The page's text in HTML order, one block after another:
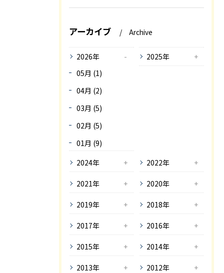
アーカイブ Archive
2026年
05月 (1)
04月 (2)
03月 (5)
02月 (5)
01月 (9)
2025年
2024年 2022年
2021年 2020年
2019年 2018年
2017年 2016年
2015年 2014年
2013年 2012年